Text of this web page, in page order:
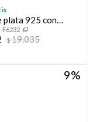
plata 925 con
oro 18ktes.
F6232
$19.035
9
de pago
puede